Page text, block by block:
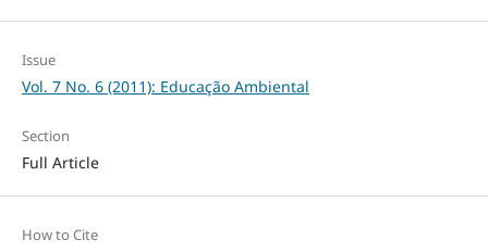
Issue
Vol. 7 No. 6 (2011): Educação Ambiental
Section
Full Article
How to Cite